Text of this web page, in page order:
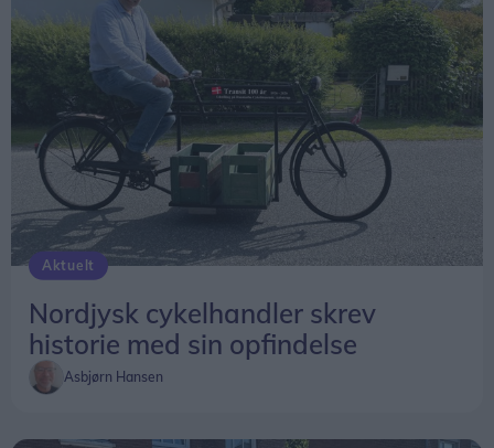
Aktuelt
Nordjysk cykelhandler skrev
historie med sin opfindelse
Asbjørn Hansen